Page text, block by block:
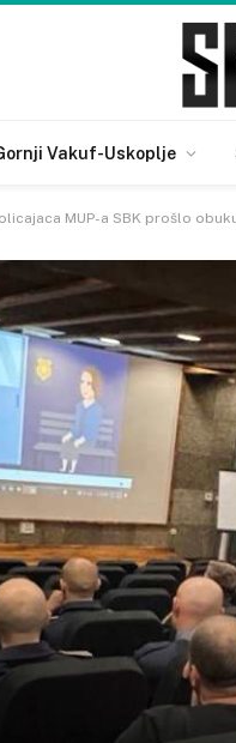
Vakuf-Uskoplje
MUP-a SBK prošlo